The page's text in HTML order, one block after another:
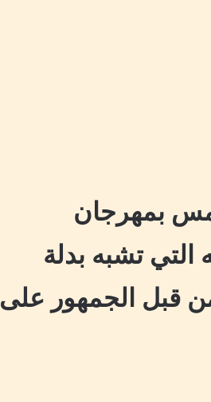
بمهرجان
تشبه بدلة
قبل الجمهور على